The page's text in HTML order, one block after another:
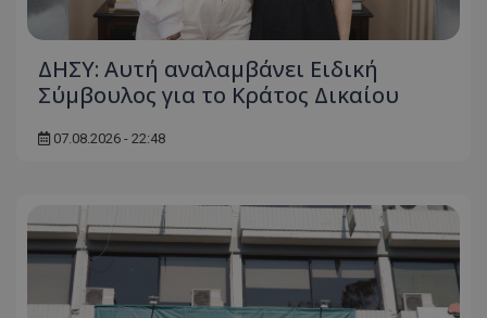
ΔΗΣΥ: Αυτή αναλαμβάνει Ειδική
Σύμβουλος για το Κράτος Δικαίου
07.08.2026 - 22:48